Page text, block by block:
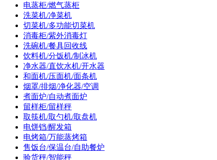
电蒸柜/燃气蒸柜
洗菜机/净菜机
切菜机/多功能切菜机
消毒柜/紫外消毒灯
洗碗机/餐具回收线
饮料机/分饭机/制冰机
净水器/直饮水机/开水器
和面机/压面机/面条机
烟罩/排烟/净化器/空调
煮面炉/自动煮面炉
留样柜/留样秤
取筷机/取勺机/取盘机
电饼铛/醒发箱
电烤箱/万能蒸烤箱
售饭台/保温台/自助餐炉
验货秤/智能秤